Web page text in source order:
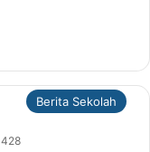
Berita Sekolah
428